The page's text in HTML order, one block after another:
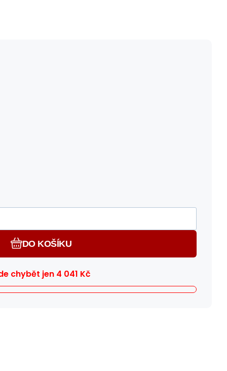
DO KOŠÍKU
chybět jen 4 041 Kč